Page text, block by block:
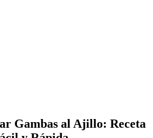
Gambas al Ajillo: Receta